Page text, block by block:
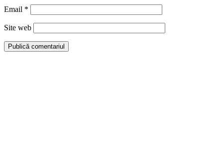
Email *
Site web